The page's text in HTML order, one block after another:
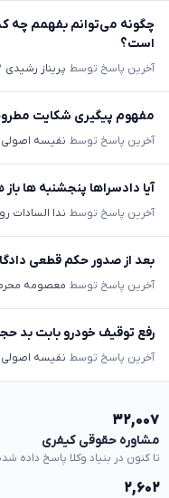
چگونه می‌توانم بفهمم چه
است؟
آخرین پاسخ توسط پریناز رشیدی ۲
مفهوم پیگیری شکایت
آخرین پاسخ توسط نفیسه اصولی
آیا دادسراها پنجشنبه ها
آخرین پاسخ توسط ندا السادات
بعد از صدور حکم قطعی
آخرین پاسخ توسط معصومه
رفع توقیف خودرو بابت بد
آخرین پاسخ توسط نفیسه اصولی
۳۲,۰۰۷
مشاوره حقوقی کیفری
تا کنون در بنیاد وکلا پاسخ داده
۲,۶۰۲